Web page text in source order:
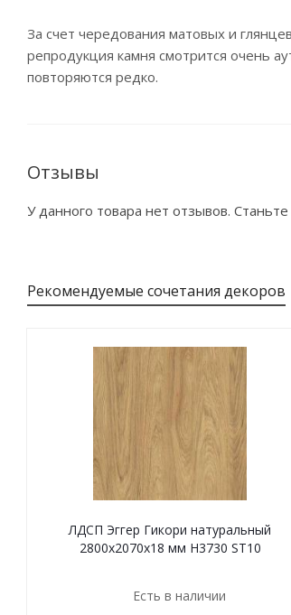
За счет чередования матовых и
репродукция камня смотрится очень
повторяются редко.
Отзывы
У данного товара нет отзывов.
Рекомендуемые сочетания декоров
ЛДСП Эггер Гикори натуральный
2800х2070х18 мм H3730 ST10
Есть в наличии